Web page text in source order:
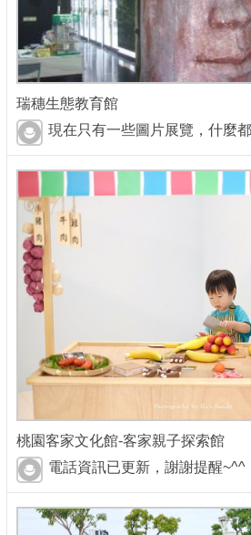
瑞穗生態教育館
現在只有一些圖片展覽，什麼
桃園客家文化館-客家親子探索館
電話資訊已更新，謝謝提醒~^^